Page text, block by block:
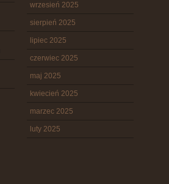
wrzesień 2025
sierpień 2025
lipiec 2025
czerwiec 2025
maj 2025
kwiecień 2025
marzec 2025
luty 2025